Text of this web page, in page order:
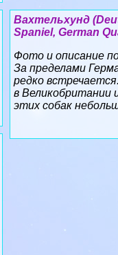
Вахтельхунд
Spaniel, German
Фото и описание
За пределами
редко
в
этих собак